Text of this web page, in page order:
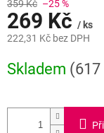
359 Kč –25 %
269 Kč / ks
222,31 Kč bez DPH
cena:
Skladem (617